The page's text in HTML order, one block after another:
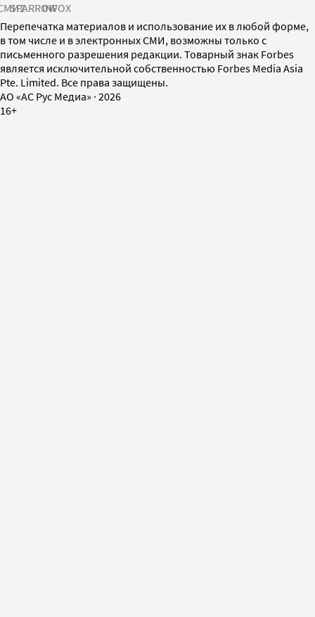
SPARROWINFOX
Перепечатка материалов и использование их в любой форме,
в том числе и в электронных СМИ, возможны только с
письменного разрешения редакции. Товарный знак Forbes
является исключительной собственностью Forbes Media Asia
Pte. Limited. Все права защищены.
AO «АС Рус Медиа» · 2026
16+